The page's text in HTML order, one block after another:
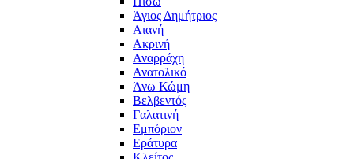
Άγιος Δημήτριος
Αιανή
Ακρινή
Αναρράχη
Ανατολικό
Άνω Κώμη
Βελβεντός
Γαλατινή
Εμπόριον
Εράτυρα